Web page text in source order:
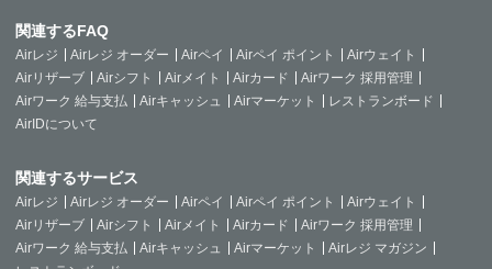
関連するFAQ
Airレジ Airレジ オーダー Airペイ Airペイ ポイント
Airウェイト
Airリザーブ
Airシフト Airメイト Airカード
Airワーク 採用管理
Airワーク 給与支払
Airキャッシュ Airマーケット
レストランボード
AirIDについて
関連するサービス
Airレジ Airレジ オーダー Airペイ Airペイ ポイント
Airウェイト
Airリザーブ
Airシフト Airメイト Airカード
Airワーク 採用管理
Airワーク 給与支払
Airキャッシュ Airマーケット
Airレジ マガジン